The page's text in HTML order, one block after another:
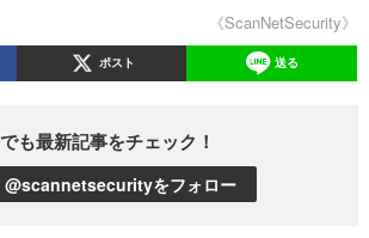
《ScanNetSecurity》
ポスト 送る
も最新記事をチェック！
@scannetsecurityをフォロー